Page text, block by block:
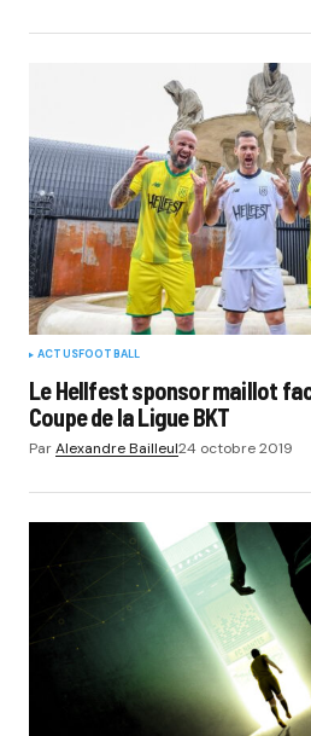
ACTUSFOOTBALL
Le Hellfest sponsor maillot
Coupe de la Ligue BKT
ParAlexandre Bailleul24 octobre 2019